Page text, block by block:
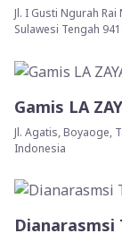
Jl. I Gusti Ngurah Rai
Sulawesi Tengah
Gamis LA
Jl. Agatis, Boyaoge,
Indonesia
Dianarasmsi